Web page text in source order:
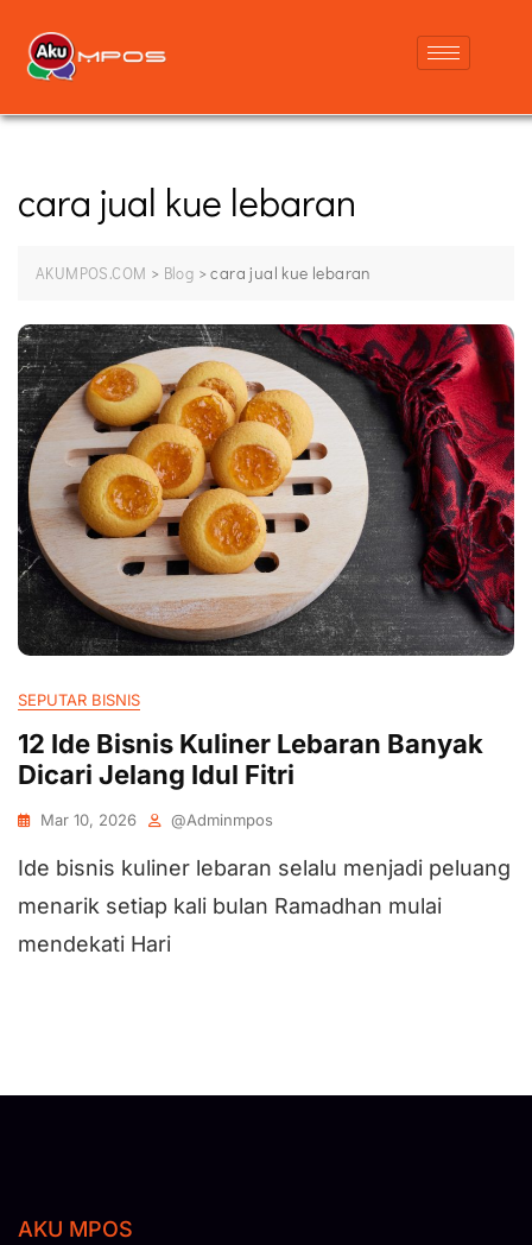
cara jual kue lebaran
AKUMPOS.COM > Blog >cara jual kue lebaran
SEPUTAR BISNIS
12 Ide Bisnis Kuliner Lebaran Banyak
Dicari Jelang Idul Fitri
Mar 10, 2026 @adminmpos
Ide bisnis kuliner lebaran selalu menjadi peluang
menarik setiap kali bulan Ramadhan mulai
mendekati Hari
AKU MPOS